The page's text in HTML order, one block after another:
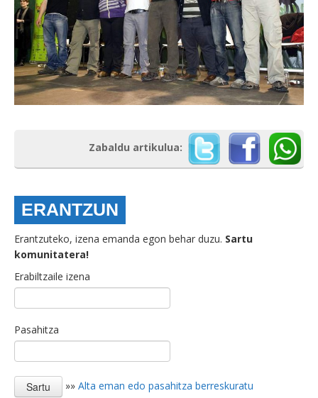
Zabaldu artikulua:
ERANTZUN
Erantzuteko, izena emanda egon behar duzu. Sartu
komunitatera!
Erabiltzaile izena
Pasahitza
»» Alta eman edo pasahitza berreskuratu